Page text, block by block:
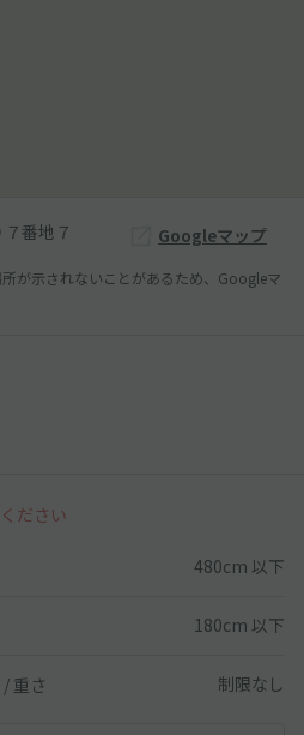
番地７ Googleマップ
が示されないことがあるため、Googleマ
ださい
480cm 以下
180cm 以下
/ 重さ 制限なし